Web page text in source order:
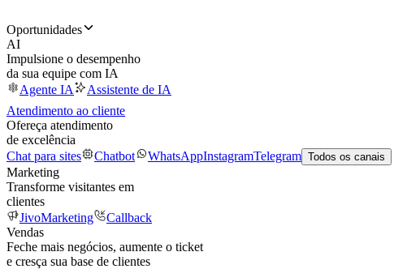
Oportunidades
AI
Impulsione o desempenho
da sua equipe com IA
Agente IA
Assistente de IA
Atendimento ao cliente
Ofereça atendimento
de excelência
Chat para sites
Chatbot WhatsAppInstagramTelegram Todos os canais
Marketing
Transforme visitantes em
clientes
JivoMarketing
Callback
Vendas
Feche mais negócios, aumente o ticket
e cresça sua base de clientes